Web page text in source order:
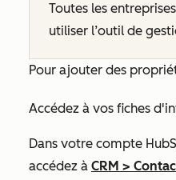
Toutes les entreprises
utiliser l’outil de
Pour ajouter des
Accédez à vos fiches
Dans votre compte
accédez à CRM >